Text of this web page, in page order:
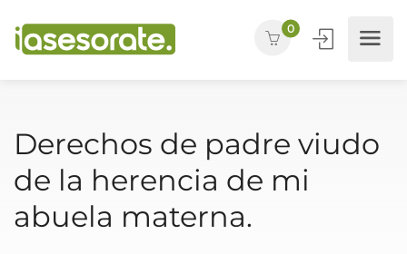
0
Derechos de padre viudo
de la herencia de mi
abuela materna.